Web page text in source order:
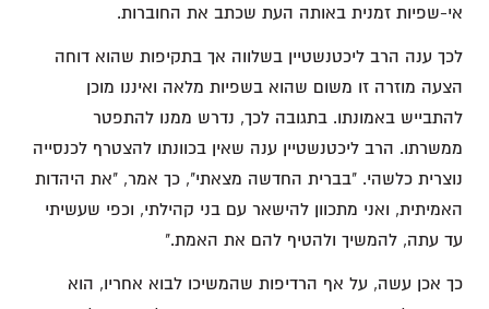
אי-שפיות זמנית באותה העת שכתב את החוברות.
לכך ענה הרב ליכטנשטיין בשלווה אך בתקיפות שהוא דוחה
הצעה מוזרה זו משום שהוא בשפיות מלאה ואיננו מוכן
להתבייש באמונתו. בתגובה לכך, נדרש ממנו להתפטר
ממשרתו. הרב ליכטנשטיין ענה שאין בכוונתו להצטרף לכנסייה
נוצרית כלשהי. "בברית החדשה מצאתי", כך אמר, "את היהדות
האמיתית, ואני מתכוון להישאר עם בני קהילתי, וכפי שעשיתי
עד עתה, להמשיך ולהטיף להם את האמת."
כך אכן עשה, על אף הרדיפות שהמשיכו לבוא אחריו, הוא